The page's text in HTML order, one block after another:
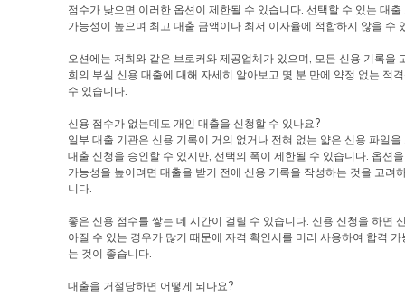
점수가 낮으면 이러한 옵션이 제한될 수 있습니다. 선택할 수 있는 대출
가능성이 높으며 최고 대출 금액이나 최저 이자율에 적합하지 않을 수
오션에는 저희와 같은 브로커와 제공업체가 있으며, 모든 신용 기록을
희의 부실 신용 대출에 대해 자세히 알아보고 몇 분 만에 약정 없는 적
수 있습니다.
신용 점수가 없는데도 개인 대출을 신청할 수 있나요?
일부 대출 기관은 신용 기록이 거의 없거나 전혀 없는 얇은 신용 파일을
대출 신청을 승인할 수 있지만, 선택의 폭이 제한될 수 있습니다. 옵션
가능성을 높이려면 대출을 받기 전에 신용 기록을 작성하는 것을 고려
니다.
좋은 신용 점수를 쌓는 데 시간이 걸릴 수 있습니다. 신용 신청을 하면
아질 수 있는 경우가 많기 때문에 자격 확인서를 미리 사용하여 합격 가
는 것이 좋습니다.
대출을 거절당하면 어떻게 되나요?